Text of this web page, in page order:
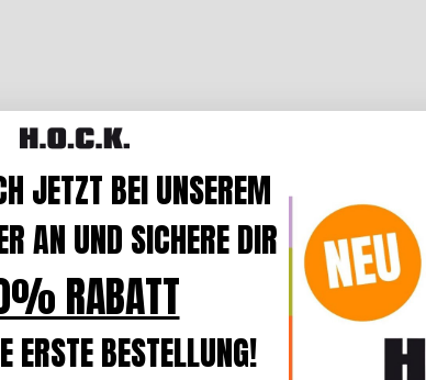
JETZT BEI UNSEREM
AN UND SICHERE DIR
RABATT
ERSTE BESTELLUNG!